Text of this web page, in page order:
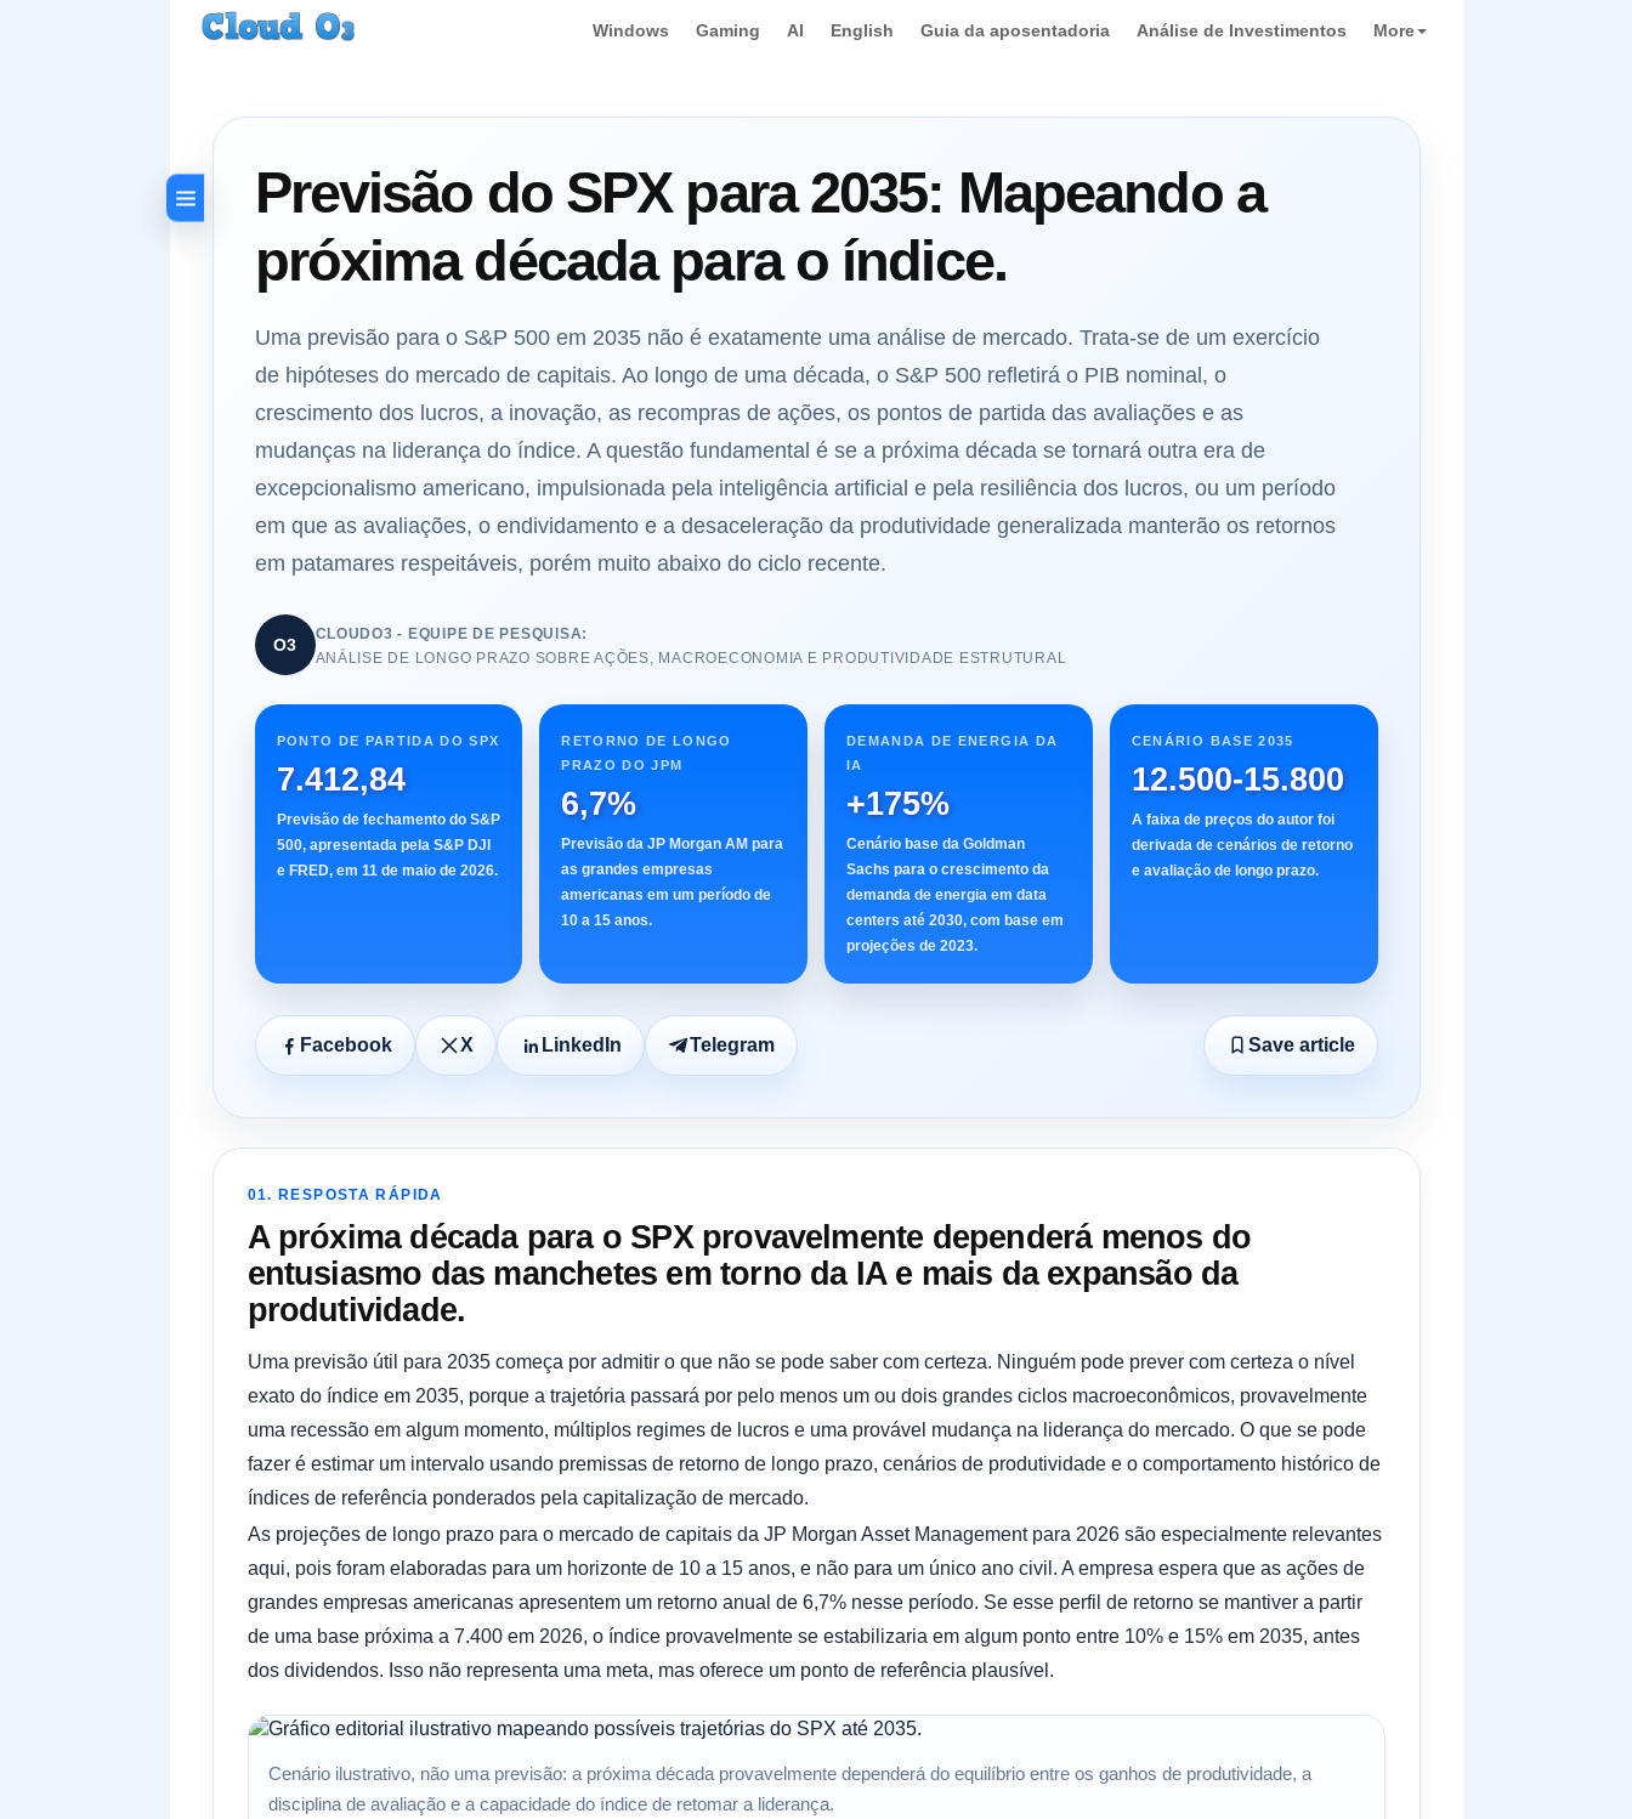
Windows Gaming AI English Guia da aposentadoria Análise de Investimentos More
Previsão do SPX para 2035: Mapeando a
próxima década para o índice.
Uma previsão para o S&P 500 em 2035 não é exatamente uma análise de mercado. Trata-se de um exercício
de hipóteses do mercado de capitais. Ao longo de uma década, o S&P 500 refletirá o PIB nominal, o
crescimento dos lucros, a inovação, as recompras de ações, os pontos de partida das avaliações e as
mudanças na liderança do índice. A questão fundamental é se a próxima década se tornará outra era de
excepcionalismo americano, impulsionada pela inteligência artificial e pela resiliência dos lucros, ou um período
em que as avaliações, o endividamento e a desaceleração da produtividade generalizada manterão os retornos
em patamares respeitáveis, porém muito abaixo do ciclo recente.
O3
CLOUDO3 - EQUIPE DE PESQUISA:
ANÁLISE DE LONGO PRAZO SOBRE AÇÕES, MACROECONOMIA E PRODUTIVIDADE ESTRUTURAL
PONTO DE PARTIDA DO SPX
7.412,84
Previsão de fechamento do S&P
500, apresentada pela S&P DJI
e FRED, em 11 de maio de 2026.
RETORNO DE LONGO
PRAZO DO JPM
6,7%
Previsão da JP Morgan AM para
as grandes empresas
americanas em um período de
10 a 15 anos.
DEMANDA DE ENERGIA DA
IA
+175%
Cenário base da Goldman
Sachs para o crescimento da
demanda de energia em data
centers até 2030, com base em
projeções de 2023.
CENÁRIO BASE 2035
12.500-15.800
A faixa de preços do autor foi
derivada de cenários de retorno
e avaliação de longo prazo.
Facebook X LinkedIn Telegram Save article
01. RESPOSTA RÁPIDA
A próxima década para o SPX provavelmente dependerá menos do
entusiasmo das manchetes em torno da IA ​​e mais da expansão da
produtividade.
Uma previsão útil para 2035 começa por admitir o que não se pode saber com certeza. Ninguém pode prever com certeza o nível
exato do índice em 2035, porque a trajetória passará por pelo menos um ou dois grandes ciclos macroeconômicos, provavelmente
uma recessão em algum momento, múltiplos regimes de lucros e uma provável mudança na liderança do mercado. O que se pode
fazer é estimar um intervalo usando premissas de retorno de longo prazo, cenários de produtividade e o comportamento histórico de
índices de referência ponderados pela capitalização de mercado.
As projeções de longo prazo para o mercado de capitais da JP Morgan Asset Management para 2026 são especialmente relevantes
aqui, pois foram elaboradas para um horizonte de 10 a 15 anos, e não para um único ano civil. A empresa espera que as ações de
grandes empresas americanas apresentem um retorno anual de 6,7% nesse período. Se esse perfil de retorno se mantiver a partir
de uma base próxima a 7.400 em 2026, o índice provavelmente se estabilizaria em algum ponto entre 10% e 15% em 2035, antes
dos dividendos. Isso não representa uma meta, mas oferece um ponto de referência plausível.
Cenário ilustrativo, não uma previsão: a próxima década provavelmente dependerá do equilíbrio entre os ganhos de produtividade, a
disciplina de avaliação e a capacidade do índice de retomar a liderança.